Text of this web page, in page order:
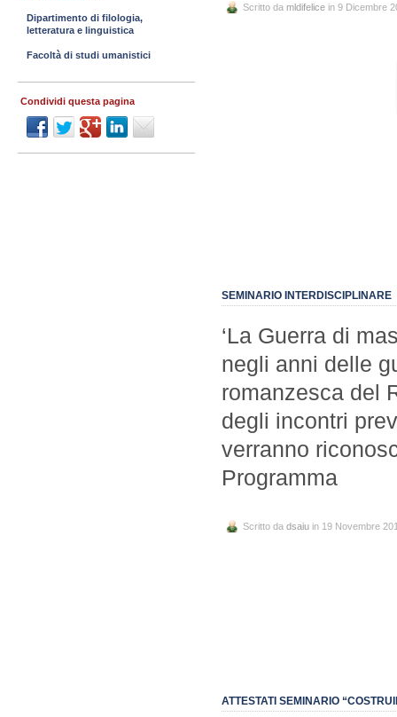
Scritto da mldifelice in 9 Dicembre
SEMINARIO INTERDISCIPLINARE
‘La Guerra di
negli anni delle
romanzesca del
degli incontri
verranno
Programma
Scritto da dsaiu in 19 Novembre
ATTESTATI SEMINARIO
Dipartimento di filologia,
letteratura e linguistica
Facoltà di studi umanistici
Condividi questa pagina